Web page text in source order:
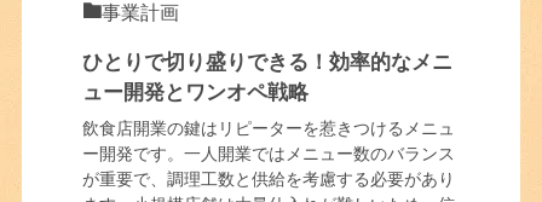
事業計画
ひとりで切り盛りできる！効率的なメニ
ュー開発とワンオペ戦略
飲食店開業の鍵はリピーターを惹きつけるメニュ
ー開発です。一人開業ではメニュー数のバランス
が重要で、調理工数と供給を考慮する必要があり